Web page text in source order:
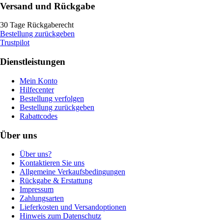
Versand und Rückgabe
30 Tage Rückgaberecht
Bestellung zurückgeben
Trustpilot
Dienstleistungen
Mein Konto
Hilfecenter
Bestellung verfolgen
Bestellung zurückgeben
Rabattcodes
Über uns
Über uns?
Kontaktieren Sie uns
Allgemeine Verkaufsbedingungen
Rückgabe & Erstattung
Impressum
Zahlungsarten
Lieferkosten und Versandoptionen
Hinweis zum Datenschutz